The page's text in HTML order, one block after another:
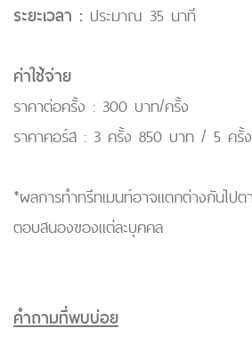
ระยะเวลา : ประมาณ 35 นาที
ค่าใช้จ่าย
ราคาต่อครั้ง : 300 บาท/ครั้ง
ราคาคอร์ส : 3 ครั้ง 850 บาท / 5 ครั้
*ผลการทำทรีทเมนท์อาจแตกต่างกันไป
ตอบสนองของแต่ละบุคคล
คำถามที่พบบ่อย